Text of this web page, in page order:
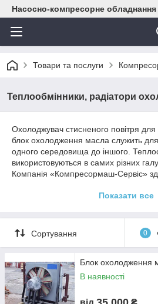
Насосно-компресорне
Товари та послуги
Теплообмінники, радіатори
Охолоджувач стисненого повітря
блок охолодження масла служить для
одного середовища до іншого.
використовуються в самих різних
Компанія «Компресормаш-Сервіс»
цінами. У нас Ви вигідно можете
Показати все
Сортування 0
Блок охолодження
В наявності